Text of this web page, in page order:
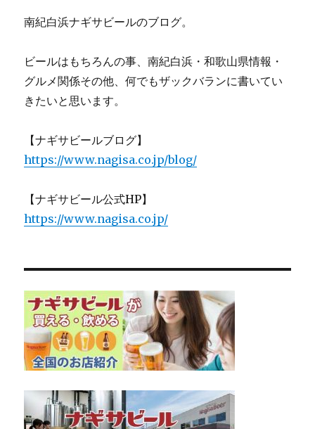
南紀白浜ナギサビールのブログ。
ビールはもちろんの事、南紀白浜・和歌山県情報・
グルメ関係その他、何でもザックバランに書いてい
きたいと思います。
【ナギサビールブログ】
https://www.nagisa.co.jp/blog/
【ナギサビール公式HP】
https://www.nagisa.co.jp/